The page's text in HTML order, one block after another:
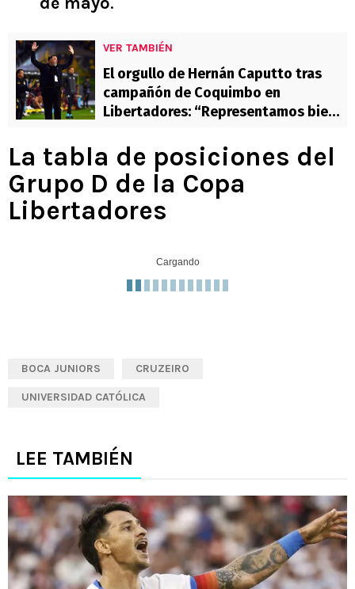
VER TAMBIÉN
El orgullo de Hernán Caputto tras
campañón de Coquimbo en
Libertadores: “Representamos bien a
La tabla de posiciones del
Grupo D de la Copa
Libertadores
Cargando
BOCA JUNIORS CRUZEIRO
UNIVERSIDAD CATÓLICA
LEE TAMBIÉN